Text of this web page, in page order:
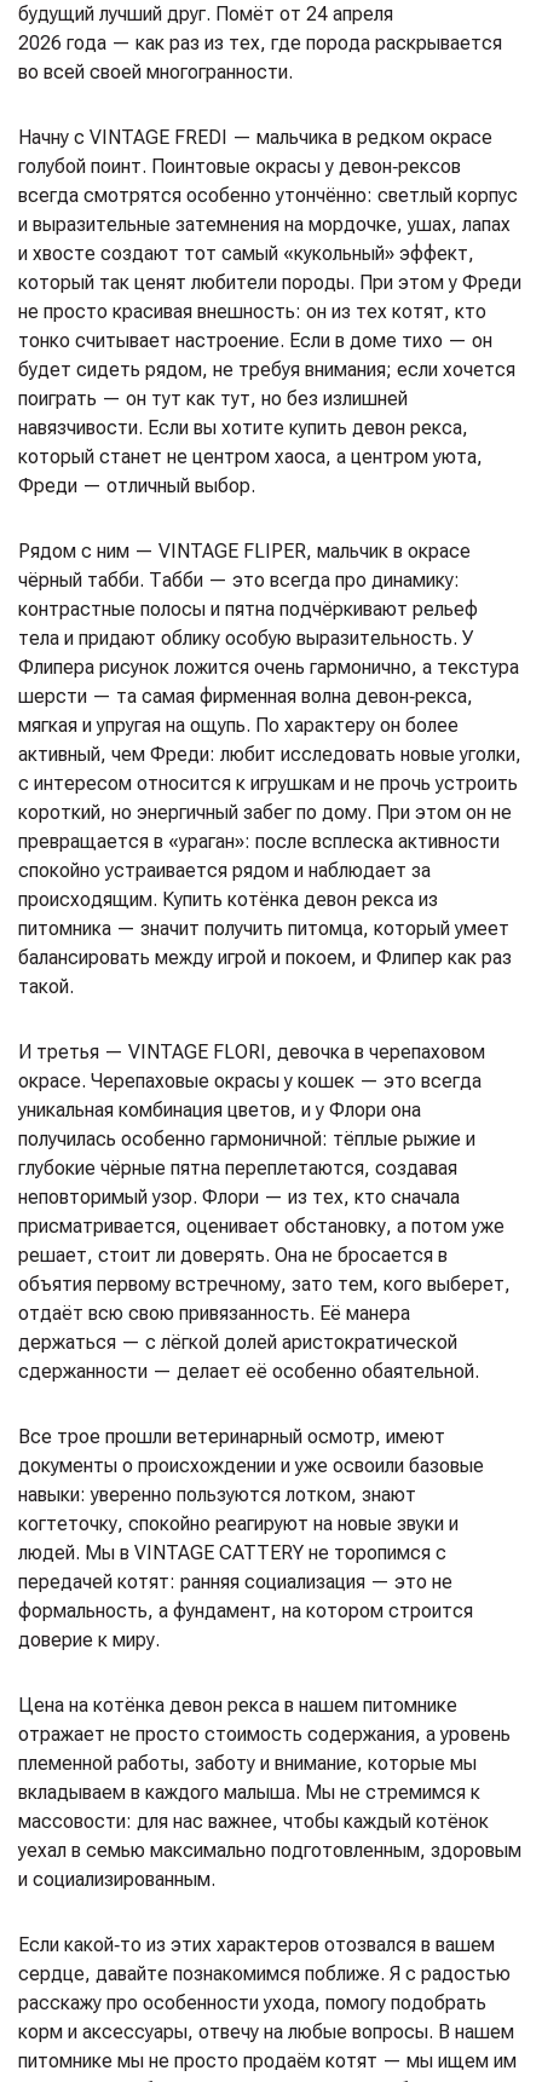
будущий лучший друг. Помёт от 24 апреля
2026 года — как раз из тех, где порода раскрывается
во всей своей многогранности.
Начну с VINTAGE FREDI — мальчика в редком окрасе
голубой поинт. Поинтовые окрасы у девон‑рексов
всегда смотрятся особенно утончённо: светлый корпус
и выразительные затемнения на мордочке, ушах, лапах
и хвосте создают тот самый «кукольный» эффект,
который так ценят любители породы. При этом у Фреди
не просто красивая внешность: он из тех котят, кто
тонко считывает настроение. Если в доме тихо — он
будет сидеть рядом, не требуя внимания; если хочется
поиграть — он тут как тут, но без излишней
навязчивости. Если вы хотите купить девон рекса,
который станет не центром хаоса, а центром уюта,
Фреди — отличный выбор.
Рядом с ним — VINTAGE FLIPER, мальчик в окрасе
чёрный табби. Табби — это всегда про динамику:
контрастные полосы и пятна подчёркивают рельеф
тела и придают облику особую выразительность. У
Флипера рисунок ложится очень гармонично, а текстура
шерсти — та самая фирменная волна девон‑рекса,
мягкая и упругая на ощупь. По характеру он более
активный, чем Фреди: любит исследовать новые уголки,
с интересом относится к игрушкам и не прочь устроить
короткий, но энергичный забег по дому. При этом он не
превращается в «ураган»: после всплеска активности
спокойно устраивается рядом и наблюдает за
происходящим. Купить котёнка девон рекса из
питомника — значит получить питомца, который умеет
балансировать между игрой и покоем, и Флипер как раз
такой.
И третья — VINTAGE FLORI, девочка в черепаховом
окрасе. Черепаховые окрасы у кошек — это всегда
уникальная комбинация цветов, и у Флори она
получилась особенно гармоничной: тёплые рыжие и
глубокие чёрные пятна переплетаются, создавая
неповторимый узор. Флори — из тех, кто сначала
присматривается, оценивает обстановку, а потом уже
решает, стоит ли доверять. Она не бросается в
объятия первому встречному, зато тем, кого выберет,
отдаёт всю свою привязанность. Её манера
держаться — с лёгкой долей аристократической
сдержанности — делает её особенно обаятельной.
Все трое прошли ветеринарный осмотр, имеют
документы о происхождении и уже освоили базовые
навыки: уверенно пользуются лотком, знают
когтеточку, спокойно реагируют на новые звуки и
людей. Мы в VINTAGE CATTERY не торопимся с
передачей котят: ранняя социализация — это не
формальность, а фундамент, на котором строится
доверие к миру.
Цена на котёнка девон рекса в нашем питомнике
отражает не просто стоимость содержания, а уровень
племенной работы, заботу и внимание, которые мы
вкладываем в каждого малыша. Мы не стремимся к
массовости: для нас важнее, чтобы каждый котёнок
уехал в семью максимально подготовленным, здоровым
и социализированным.
Если какой‑то из этих характеров отозвался в вашем
сердце, давайте познакомимся поближе. Я с радостью
расскажу про особенности ухода, помогу подобрать
корм и аксессуары, отвечу на любые вопросы. В нашем
питомнике мы не просто продаём котят — мы ищем им